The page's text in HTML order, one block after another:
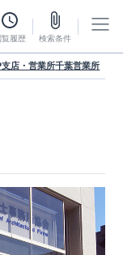
覧履歴 検索条件
支店・営業所千葉営業所